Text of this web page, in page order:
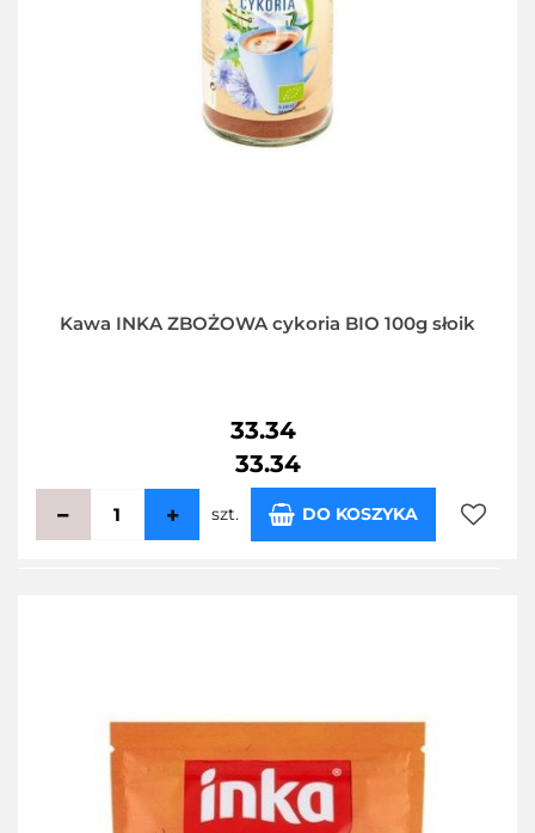
Kawa INKA ZBOŻOWA cykoria BIO 100g słoik
33.34
33.34
szt. DO KOSZYKA